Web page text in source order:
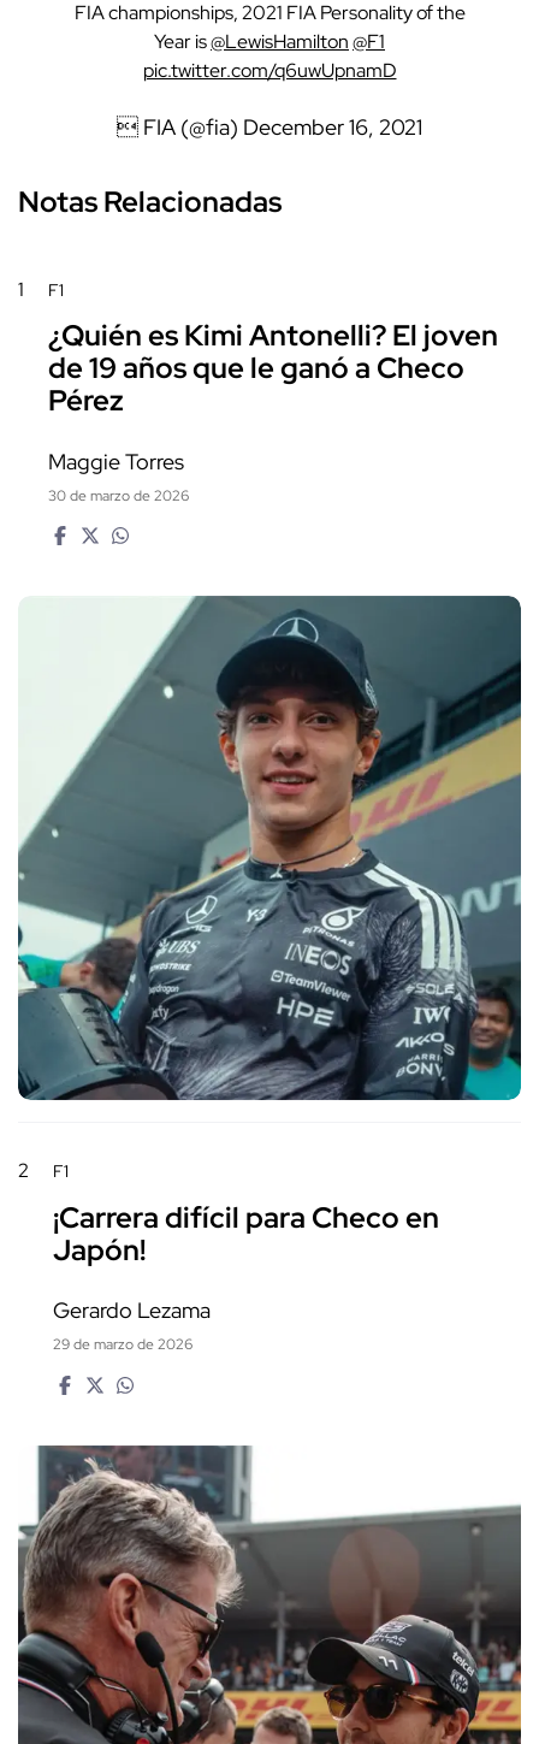
FIA championships, 2021 FIA Personality of the
Year is@LewisHamilton@F1
pic.twitter.com/q6uwUpnamD
 FIA (@fia) December 16, 2021
Notas Relacionadas
1 F1
¿Quién es Kimi Antonelli? El joven
de 19 años que le ganó a Checo
Pérez
Maggie Torres
30 de marzo de 2026
2 F1
¡Carrera difícil para Checo en
Japón!
Gerardo Lezama
29 de marzo de 2026